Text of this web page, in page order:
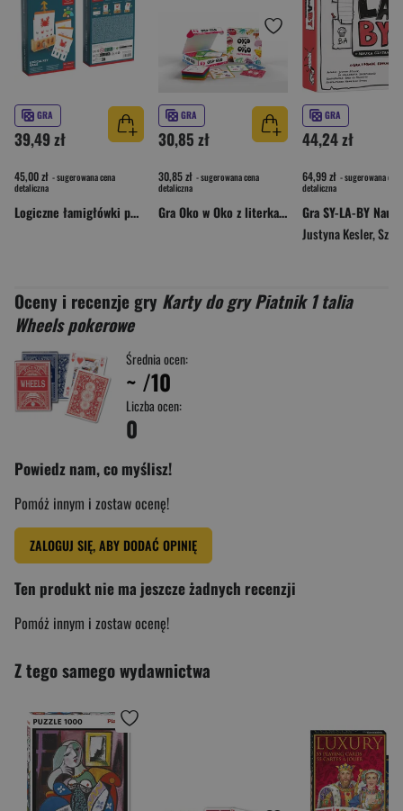
GRA
39,49 zł
45,00 zł - sugerowana cena
detaliczna
Logiczne łamigłówki poziom podstawowy
GRA
30,85 zł
30,85 zł - sugerowana cena
detaliczna
Gra Oko w Oko z literkami
GRA
44,24 zł
64,99 zł - sugerowana cena
detaliczna
Justyna Kesler,
Oceny i recenzje gry Karty do gry Piatnik 1 talia
Wheels pokerowe
Średnia ocen:
~ /10
Liczba ocen:
0
Powiedz nam, co myślisz!
Pomóż innym i zostaw ocenę!
ZALOGUJ SIĘ, ABY DODAĆ OPINIĘ
Ten produkt nie ma jeszcze żadnych recenzji
Pomóż innym i zostaw ocenę!
Z tego samego wydawnictwa